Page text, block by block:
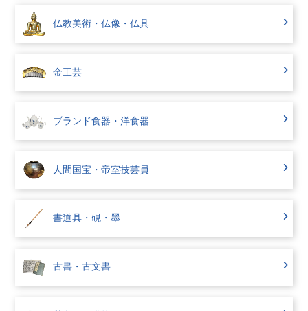
仏教美術・仏像・仏具
金工芸
ブランド食器・洋食器
人間国宝・帝室技芸員
書道具・硯・墨
古書・古文書